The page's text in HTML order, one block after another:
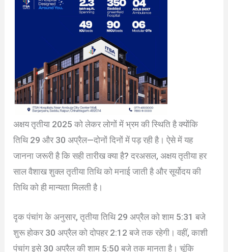
अक्षय तृतीया 2025 को लेकर लोगों में भ्रम की स्थिति है क्योंकि
तिथि 29 और 30 अप्रैल—दोनों दिनों में पड़ रही है। ऐसे में यह
जानना जरूरी है कि सही तारीख क्या है? दरअसल, अक्षय तृतीया हर
साल वैशाख शुक्ल तृतीया तिथि को मनाई जाती है और सूर्योदय की
तिथि को ही मान्यता मिलती है।
दृक पंचांग के अनुसार, तृतीया तिथि 29 अप्रैल को शाम 5:31 बजे
शुरू होकर 30 अप्रैल को दोपहर 2:12 बजे तक रहेगी। वहीं, काशी
पंचांग इसे 30 अप्रैल की शाम 5:50 बजे तक मानता है। चूंकि